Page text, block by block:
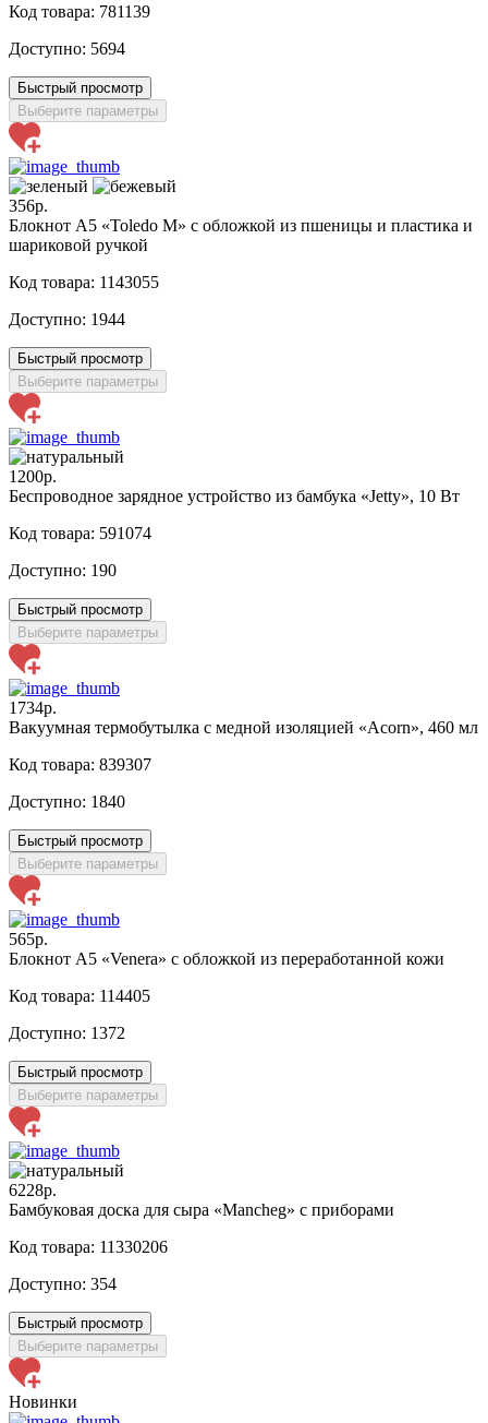
Код товара: 781139
Доступно: 5694
Быстрый просмотр
Выберите параметры
356р.
Блокнот А5 «Toledo M» с обложкой из пшеницы и пластика и
шариковой ручкой
Код товара: 1143055
Доступно: 1944
Быстрый просмотр
Выберите параметры
1200р.
Беспроводное зарядное устройство из бамбука «Jetty», 10 Вт
Код товара: 591074
Доступно: 190
Быстрый просмотр
Выберите параметры
1734р.
Вакуумная термобутылка с медной изоляцией «Acorn», 460 мл
Код товара: 839307
Доступно: 1840
Быстрый просмотр
Выберите параметры
565р.
Блокнот А5 «Venera» с обложкой из переработанной кожи
Код товара: 114405
Доступно: 1372
Быстрый просмотр
Выберите параметры
6228р.
Бамбуковая доска для сыра «Mancheg» с приборами
Код товара: 11330206
Доступно: 354
Быстрый просмотр
Выберите параметры
Новинки